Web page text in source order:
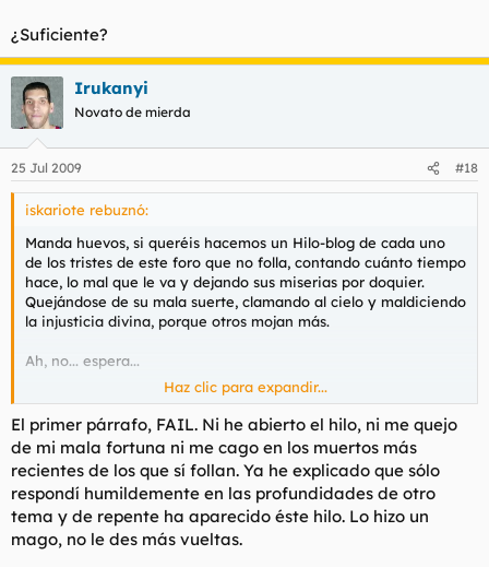
¿Suficiente?
Irukanyi
Novato de mierda
25 Jul 2009 #18
iskariote rebuznó:
Manda huevos, si queréis hacemos un Hilo-blog de cada uno
de los tristes de este foro que no folla, contando cuánto tiempo
hace, lo mal que le va y dejando sus miserias por doquier.
Quejándose de su mala suerte, clamando al cielo y maldiciendo
la injusticia divina, porque otros mojan más.
Ah, no... espera...
Bueno, pues en mi opinión, a ésta le dejaste con las ganas.
Ahora si pasas de ella "haciéndote el digno" lo único que vas a
conseguir es que piense que no te pone y cuando llegues allí y
le tires los trastos va a suponer que es porque no tienes otra
cosa a mano, y tampoco es que fuese mal encaminada esa
idea. No pierdes nada si mientras masuneas por aquí le vas
calentando la oreja via msn o alguna mierda así. Lo bueno de
las nuevas tecnologías es que te pueden adelantar mucha
Haz clic para expandir...
El primer párrafo, FAIL. Ni he abierto el hilo, ni me quejo
de mi mala fortuna ni me cago en los muertos más
recientes de los que sí follan. Ya he explicado que sólo
respondí humildemente en las profundidades de otro
tema y de repente ha aparecido éste hilo. Lo hizo un
mago, no le des más vueltas.